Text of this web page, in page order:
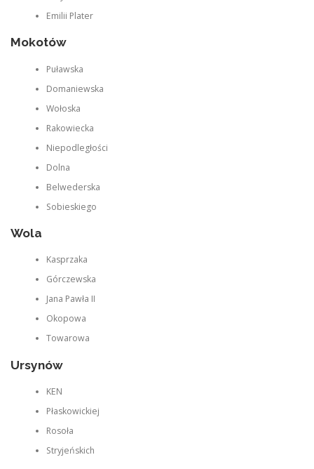
Emilii Plater
Mokotów
Puławska
Domaniewska
Wołoska
Rakowiecka
Niepodległości
Dolna
Belwederska
Sobieskiego
Wola
Kasprzaka
Górczewska
Jana Pawła II
Okopowa
Towarowa
Ursynów
KEN
Płaskowickiej
Rosoła
Stryjeńskich